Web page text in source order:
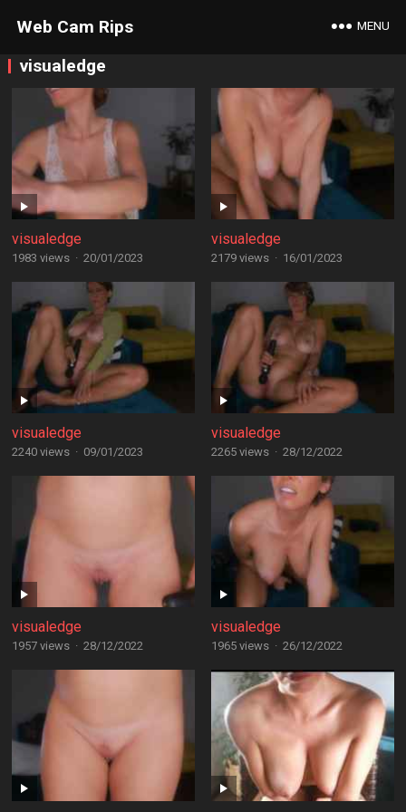
Web Cam Rips MENU
visualedge
visualedge
1983 views · 20/01/2023
visualedge
2179 views · 16/01/2023
visualedge
2240 views · 09/01/2023
visualedge
2265 views · 28/12/2022
visualedge
1957 views · 28/12/2022
visualedge
1965 views · 26/12/2022